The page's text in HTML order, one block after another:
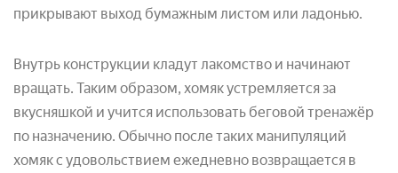
прикрывают выход бумажным листом или ладонью.
Внутрь конструкции кладут лакомство и начинают
вращать. Таким образом, хомяк устремляется за
вкусняшкой и учится использовать беговой тренажёр
по назначению. Обычно после таких манипуляций
хомяк с удовольствием ежедневно возвращается в